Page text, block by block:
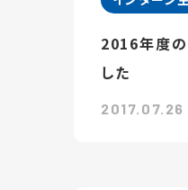
2016年度
した
2017.07.26